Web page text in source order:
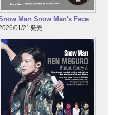
Man Snow Man's Face
01/21発売